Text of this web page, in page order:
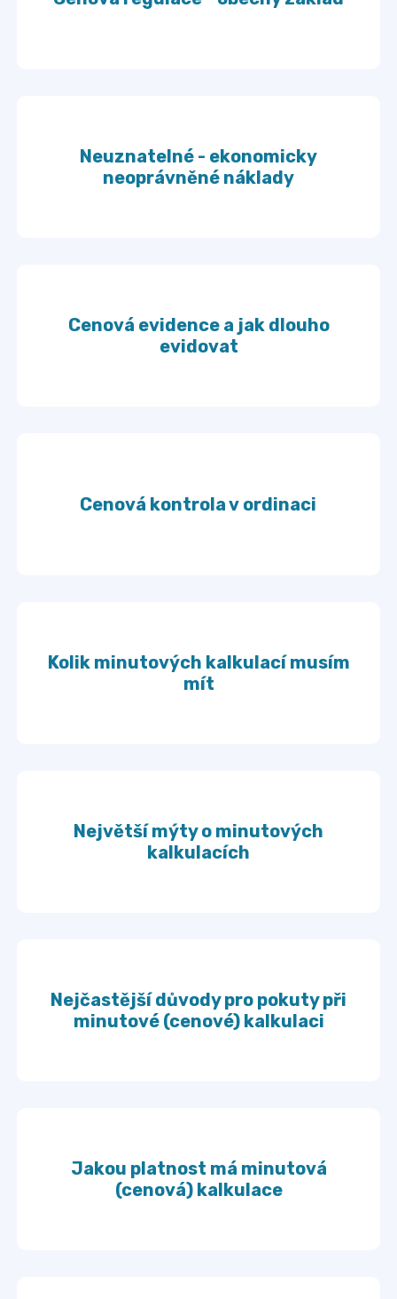
Neuznatelné - ekonomicky
neoprávněné náklady
Cenová evidence a jak dlouho
evidovat
Cenová kontrola v ordinaci
Kolik minutových kalkulací musím
mít
Největší mýty o minutových
kalkulacích
Nejčastější důvody pro pokuty při
minutové (cenové) kalkulaci
Jakou platnost má minutová
(cenová) kalkulace